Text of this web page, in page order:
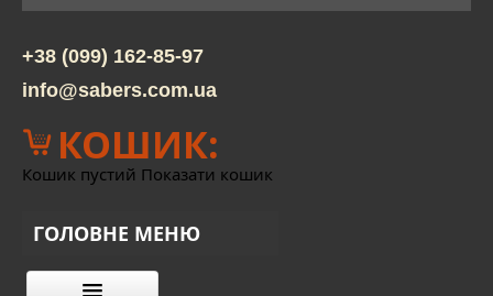
+38 (099) 162-85-97
info@sabers.com.ua
КОШИК:
Кошик пустий Показати кошик
ГОЛОВНЕ МЕНЮ